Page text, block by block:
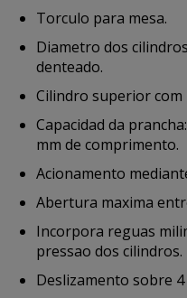
Torculo para mesa.
Diametro dos
denteado.
Cilindro superior
Capacidad da
mm de comprimento.
Acionamento
Abertura maxima
Incorpora reguas
pressao dos cilindros.
Deslizamento sobre